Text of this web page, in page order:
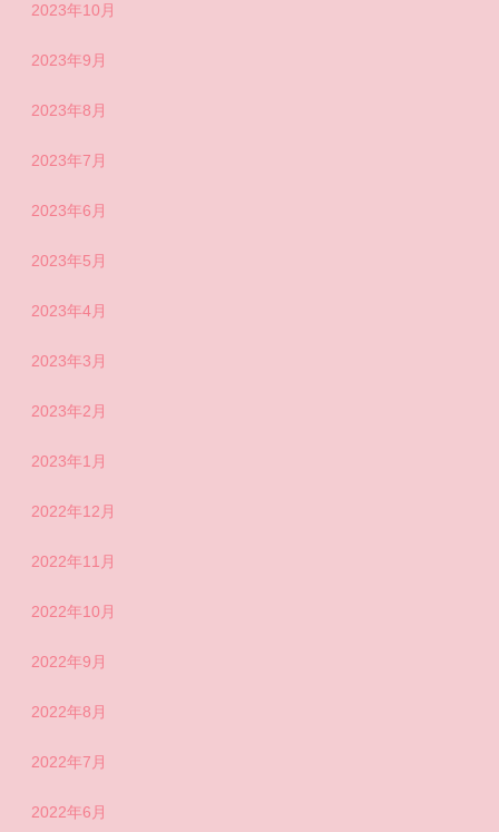
2023年10月
2023年9月
2023年8月
2023年7月
2023年6月
2023年5月
2023年4月
2023年3月
2023年2月
2023年1月
2022年12月
2022年11月
2022年10月
2022年9月
2022年8月
2022年7月
2022年6月